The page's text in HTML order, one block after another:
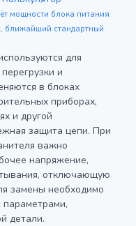
мощности блока питания
ближайший стандартный
для
и
в блоках
приборах,
и другой
защита цепи. При
важно
напряжение,
отключающую
замены необходимо
параметрами,
детали.